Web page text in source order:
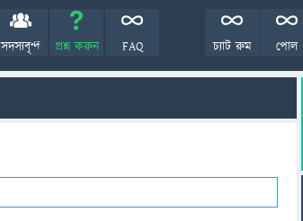
সদস্যবৃন্দ প্রশ্ন করুন FAQ পোল
চ্যাট রুম